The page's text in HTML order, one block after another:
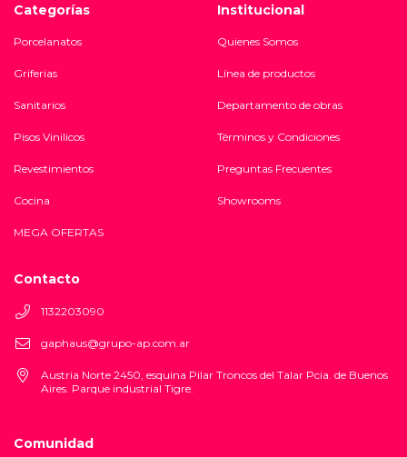
Categorías
Porcelanatos
Griferias
Sanitarios
Pisos Vinilicos
Revestimientos
Cocina
MEGA OFERTAS
Institucional
Quienes Somos
Línea de productos
Departamento de obras
Términos y Condiciones
Preguntas Frecuentes
Showrooms
Contacto
1132203090
gaphaus@grupo-ap.com.ar
Austria Norte 2450, esquina Pilar Troncos del Talar Pcia. de Buenos
Aires. Parque industrial Tigre.
Comunidad